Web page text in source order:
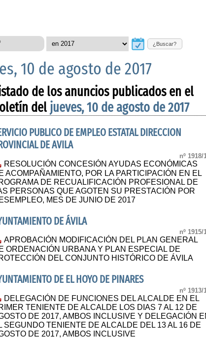
¿Buscar?
10 de agosto de 2017
de los anuncios publicados en el
del jueves, 10 de agosto de 2017
PUBLICO DE EMPLEO ESTATAL DIRECCION
DE AVILA
nº 1918/
RESOLUCIÓN CONCESIÓN AYUDAS ECONÓMICAS
ACOMPAÑAMIENTO, POR LA PARTICIPACIÓN EN EL
DE RECUALIFICACIÓN PROFESIONAL DE
PERSONAS QUE AGOTEN SU PRESTACIÓN POR
MES DE JUNIO DE 2017
DE ÁVILA
nº 1915/
APROBACIÓN MODIFICACIÓN DEL PLAN GENERAL
ORDENACIÓN URBANA Y PLAN ESPECIAL DE
DEL CONJUNTO HISTÓRICO DE ÁVILA
DE EL HOYO DE PINARES
nº 1913/
DELEGACIÓN DE FUNCIONES DEL ALCALDE EN EL
TENIENTE DE ALCALDE LOS DIAS 7 AL 12 DE
DE 2017, AMBOS INCLUSIVE Y DELEGACIÓN
SEGUNDO TENIENTE DE ALCALDE DEL 13 AL 16 DE
DE 2017, AMBOS INCLUSIVE